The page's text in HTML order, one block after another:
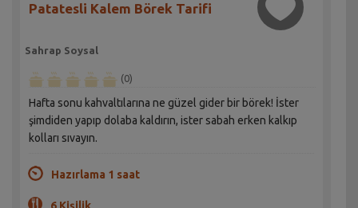
Patatesli Kalem Börek Tarifi
Sahrap Soysal
(0)
Hafta sonu kahvaltılarına ne güzel gider bir börek! İster
şimdiden yapıp dolaba kaldırın, ister sabah erken kalkıp
kolları sıvayın.
Hazırlama 1 saat
6 Kişilik